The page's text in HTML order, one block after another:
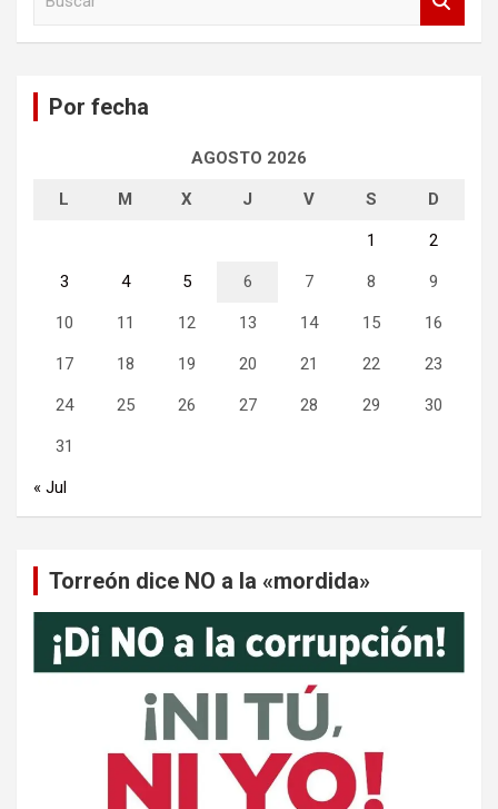
Por fecha
AGOSTO 2026
L M X J V S D
1 2
3 4 5 6 7 8 9
10 11 12 13 14 15 16
17 18 19 20 21 22 23
24 25 26 27 28 29 30
31
« Jul
Torreón dice NO a la «mordida»